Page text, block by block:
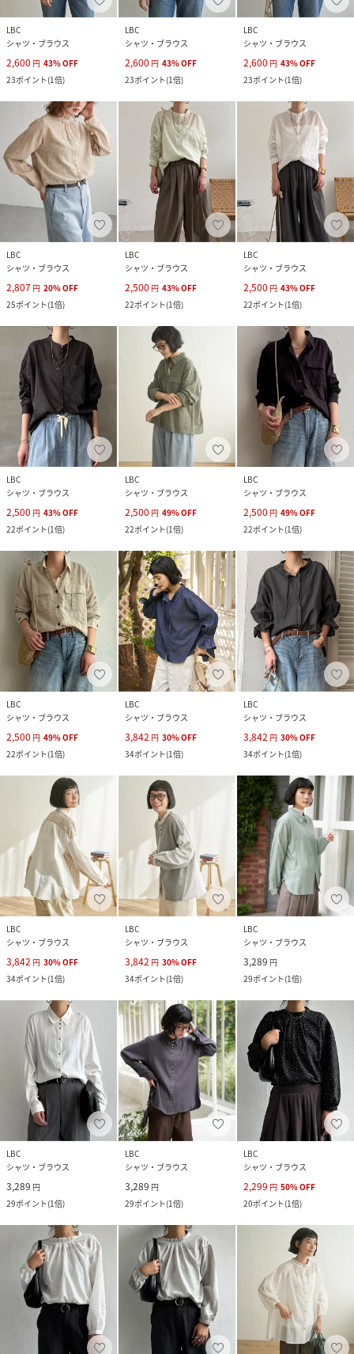
LBC
シャツ・ブラウス
2,600 円 43%OFF
23ポイント(1倍)
LBC
シャツ・ブラウス
2,600 円 43%OFF
23ポイント(1倍)
LBC
シャツ・ブラウス
2,600 円 43%OFF
23ポイント(1倍)
LBC
シャツ・ブラウス
2,807 円 20%OFF
25ポイント(1倍)
LBC
シャツ・ブラウス
2,500 円 43%OFF
22ポイント(1倍)
LBC
シャツ・ブラウス
2,500 円 43%OFF
22ポイント(1倍)
LBC
シャツ・ブラウス
2,500 円 43%OFF
22ポイント(1倍)
LBC
シャツ・ブラウス
2,500 円 49%OFF
22ポイント(1倍)
LBC
シャツ・ブラウス
2,500 円 49%OFF
22ポイント(1倍)
LBC
シャツ・ブラウス
2,500 円 49%OFF
22ポイント(1倍)
LBC
シャツ・ブラウス
3,842 円 30%OFF
34ポイント(1倍)
LBC
シャツ・ブラウス
3,842 円 30%OFF
34ポイント(1倍)
LBC
シャツ・ブラウス
3,842 円 30%OFF
34ポイント(1倍)
LBC
シャツ・ブラウス
3,842 円 30%OFF
34ポイント(1倍)
LBC
シャツ・ブラウス
3,289 円
29ポイント(1倍)
LBC
シャツ・ブラウス
3,289 円
29ポイント(1倍)
LBC
シャツ・ブラウス
3,289 円
29ポイント(1倍)
LBC
シャツ・ブラウス
2,299 円 50%OFF
20ポイント(1倍)